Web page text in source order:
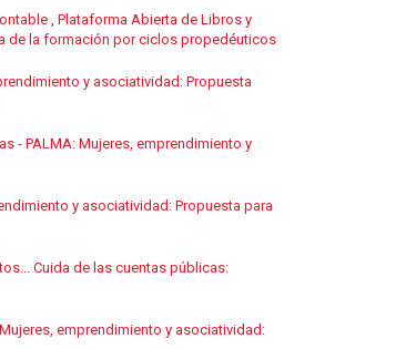
, Plataforma Abierta de Libros y
de la formación por ciclos propedéuticos
y asociatividad: Propuesta
- PALMA: Mujeres, emprendimiento y
y asociatividad: Propuesta para
Cuida de las cuentas públicas:
emprendimiento y asociatividad: